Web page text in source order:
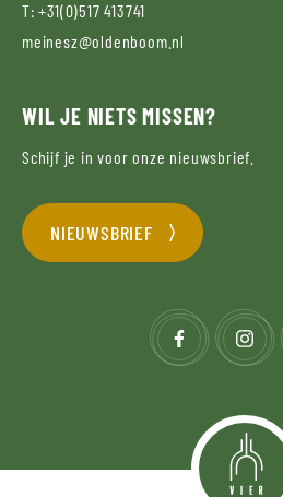
T: +31(0)517 413741
meinesz@oldenboom.nl
WIL JE NIETS MISSEN?
Schijf je in voor onze nieuwsbrief.
NIEUWSBRIEF